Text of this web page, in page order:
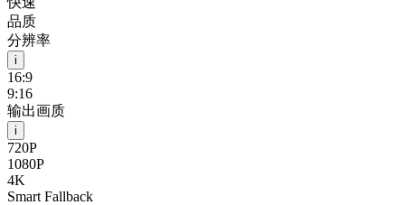
品质
分辨率
i
16:9
9:16
输出画质
i
720P
1080P
4K
Smart Fallback